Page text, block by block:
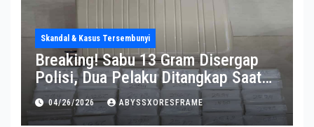
Skandal & Kasus Tersembunyi
Breaking! Sabu 13 Gram Disergap
Polisi, Dua Pelaku Ditangkap Saat
Operasi Berlangsung Di Tempat
04/26/2026 ABYSSXORESFRAME